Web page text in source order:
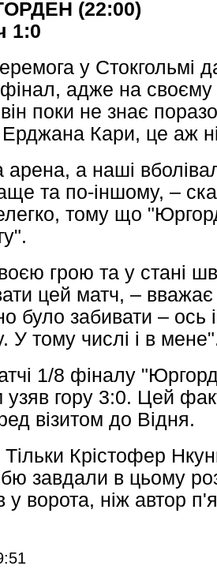
(22:00)
1:0
у Стокгольмі
адже на своєму
поки не знає
Кари, це аж
арена, а наші
та по-іншому, –
тому що
грою та у стані
цей матч, –
було забивати –
У тому числі і в
1/8 фіналу
узяв гору 3:0. Цей
візитом до Відня.
Крістофер
завдали в цьому
у ворота, ніж автор